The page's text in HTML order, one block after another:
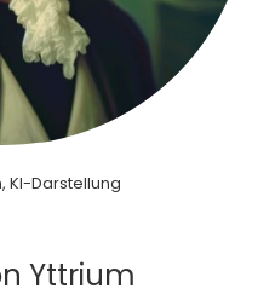
KI-Darstellung
Yttrium